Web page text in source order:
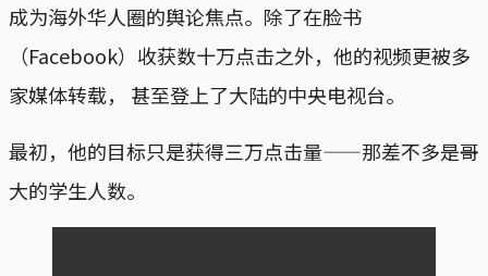
成为海外华人圈的舆论焦点。除了在脸书
（Facebook）收获数十万点击之外，他的视频更被多
家媒体转载， 甚至登上了大陆的中央电视台。
最初，他的目标只是获得三万点击量——那差不多是哥
大的学生人数。